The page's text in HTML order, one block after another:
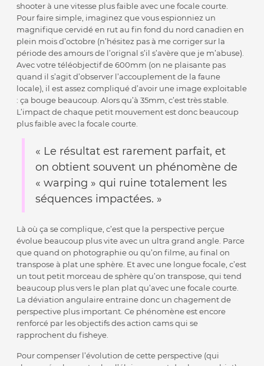
shooter à une vitesse plus faible avec une focale courte.
Pour faire simple, imaginez que vous espionniez un
magnifique cervidé en rut au fin fond du nord canadien en
plein mois d’octobre (n’hésitez pas à me corriger sur la
période des amours de l’orignal s’il s’avère que je m’abuse).
Avec votre téléobjectif de 600mm (on ne plaisante pas
quand il s’agit d’observer l’accouplement de la faune
locale), il est assez compliqué d’avoir une image exploitable
: ça bouge beaucoup. Alors qu’à 35mm, c’est très stable.
L’impact de chaque petit mouvement est donc beaucoup
plus faible avec la focale courte.
« Le résultat est rarement parfait, et
on obtient souvent un phénomène de
« warping » qui ruine totalement les
séquences impactées. »
Là où ça se complique, c’est que la perspective perçue
évolue beaucoup plus vite avec un ultra grand angle. Parce
que quand on photographie ou qu’on filme, au final on
transpose à plat une sphère. Et avec une longue focale, c’est
un tout petit morceau de sphère qu’on transpose, qui tend
beaucoup plus vers le plan plat qu’avec une focale courte.
La déviation angulaire entraine donc un chagement de
perspective plus important. Ce phénomène est encore
renforcé par les objectifs des action cams qui se
rapprochent du fisheye.
Pour compenser l’évolution de cette perspective (qui